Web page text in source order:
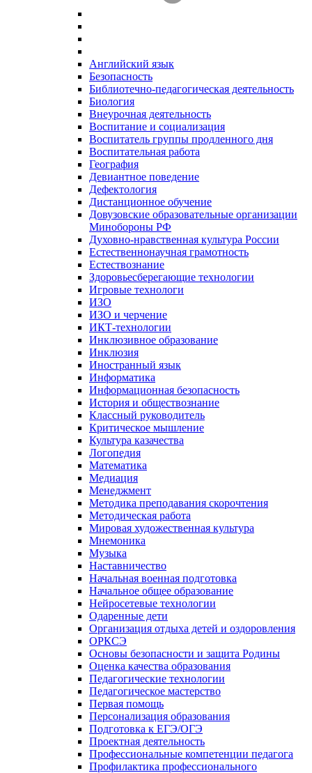
Английский язык
Безопасность
Библиотечно-педагогическая деятельность
Биология
Внеурочная деятельность
Воспитание и социализация
Воспитатель группы продленного дня
Воспитательная работа
География
Девиантное поведение
Дефектология
Дистанционное обучение
Довузовские образовательные организации
Минобороны РФ
Духовно‑нравственная культура России
Естественнонаучная грамотность
Естествознание
Здоровьесберегающие технологии
Игровые технологи
ИЗО
ИЗО и черчение
ИКТ-технологии
Инклюзивное образование
Инклюзия
Иностранный язык
Информатика
Информационная безопасность
История и обществознание
Классный руководитель
Критическое мышление
Культура казачества
Логопедия
Математика
Медиация
Менеджмент
Методика преподавания скорочтения
Методическая работа
Мировая художественная культура
Мнемоника
Музыка
Наставничество
Начальная военная подготовка
Начальное общее образование
Нейросетевые технологии
Одаренные дети
Организация отдыха детей и оздоровления
ОРКСЭ
Основы безопасности и защита Родины
Оценка качества образования
Педагогические технологии
Педагогическое мастерство
Первая помощь
Персонализация образования
Подготовка к ЕГЭ/ОГЭ
Проектная деятельность
Профессиональные компетенции педагога
Профилактика профессионального